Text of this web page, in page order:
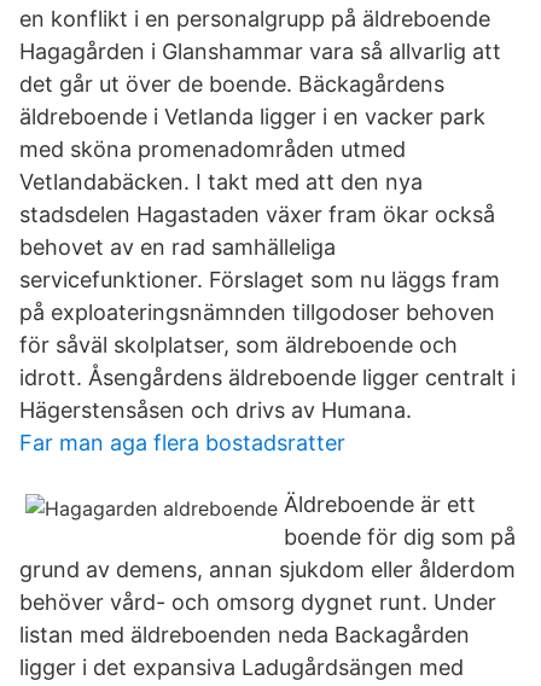
en konflikt i en personalgrupp på äldreboende
Hagagården i Glanshammar vara så allvarlig att
det går ut över de boende. Bäckagårdens
äldreboende i Vetlanda ligger i en vacker park
med sköna promenadområden utmed
Vetlandabäcken. I takt med att den nya
stadsdelen Hagastaden växer fram ökar också
behovet av en rad samhälleliga
servicefunktioner. Förslaget som nu läggs fram
på exploateringsnämnden tillgodoser behoven
för såväl skolplatser, som äldreboende och
idrott. Åsengårdens äldreboende ligger centralt i
Hägerstensåsen och drivs av Humana.
Far man aga flera bostadsratter
Äldreboende är ett
boende för dig som på
grund av demens, annan sjukdom eller ålderdom
behöver vård- och omsorg dygnet runt. Under
listan med äldreboenden neda Backagården
ligger i det expansiva Ladugårdsängen med